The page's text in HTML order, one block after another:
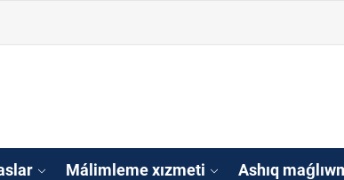
agentligi
Málimleme xızmeti Ashıq